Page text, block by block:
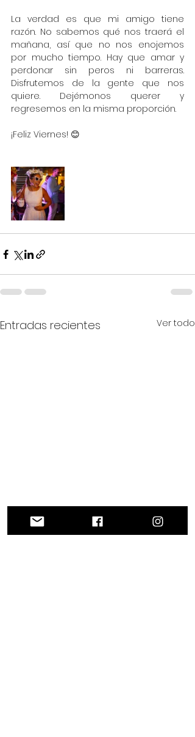
La verdad es que mi amigo tiene
razón. No sabemos qué nos traerá el
mañana, así que no nos enojemos
por mucho tiempo. Hay que amar y
perdonar sin peros ni barreras.
Disfrutemos de la gente que nos
quiere. Dejémonos querer y
regresemos en la misma proporción.
¡Feliz Viernes! 😊
Entradas recientes Ver todo